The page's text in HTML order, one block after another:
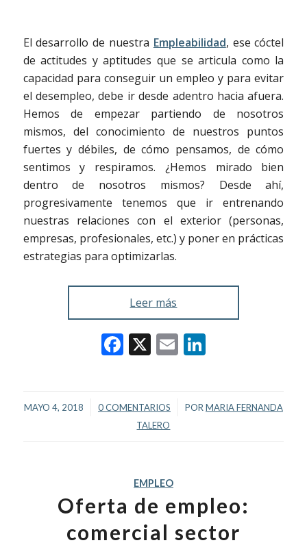
El desarrollo de nuestra Empleabilidad, ese cóctel
de actitudes y aptitudes que se articula como la
capacidad para conseguir un empleo y para evitar
el desempleo, debe ir desde adentro hacia afuera.
Hemos de empezar partiendo de nosotros
mismos, del conocimiento de nuestros puntos
fuertes y débiles, de cómo pensamos, de cómo
sentimos y respiramos. ¿Hemos mirado bien
dentro de nosotros mismos? Desde ahí,
progresivamente tenemos que ir entrenando
nuestras relaciones con el exterior (personas,
empresas, profesionales, etc.) y poner en prácticas
estrategias para optimizarlas.
Leer más
Facebook
X EmailLinkedIn
MAYO 4, 2018
/ 0 COMENTARIOS
/ POR MARIA FERNANDA
TALERO
EMPLEO
Oferta de empleo:
comercial sector